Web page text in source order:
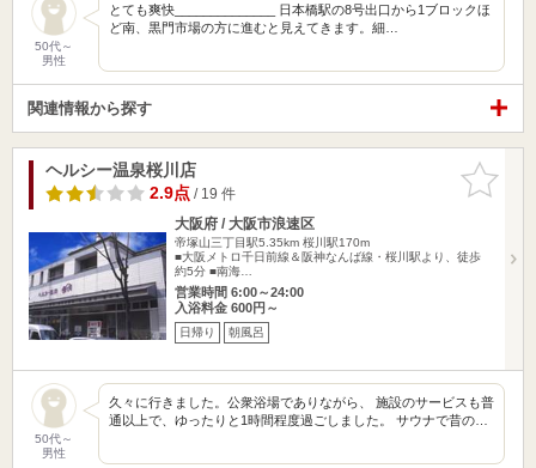
50代～
男性
とても爽快______________ 日本橋駅の8号出口から1ブロックほ
ど南、黒門市場の方に進むと見えてきます。細…
関連情報から探す
お気に入
りに追加
ヘルシー温泉桜川店
2.9点/ 19 件
大阪府 / 大阪市浪速区
帝塚山三丁目駅5.35km 桜川駅170m
■大阪メトロ千日前線＆阪神なんば線・桜川駅より、徒歩
約5分 ■南海…
営業時間 6:00～24:00
入浴料金 600円～
日帰り 朝風呂
50代～
男性
久々に行きました。公衆浴場でありながら、 施設のサービスも普
通以上で、ゆったりと1時間程度過ごしました。 サウナで昔の…